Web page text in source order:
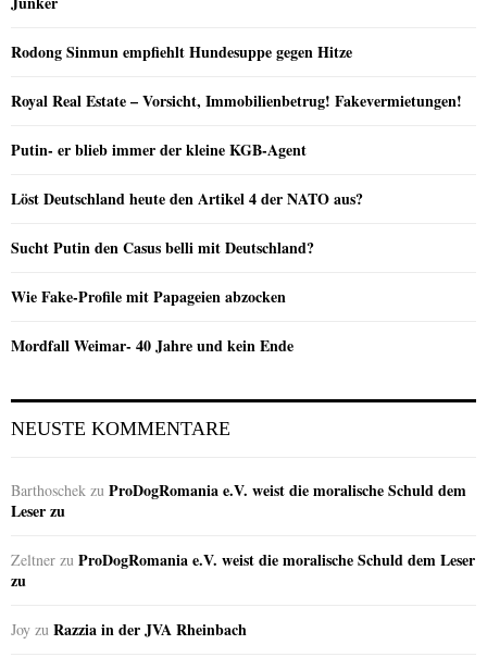
Rodong Sinmun empfiehlt Hundesuppe gegen Hitze
Royal Real Estate – Vorsicht, Immobilienbetrug! Fakevermietungen!
Putin- er blieb immer der kleine KGB-Agent
Löst Deutschland heute den Artikel 4 der NATO aus?
Sucht Putin den Casus belli mit Deutschland?
Wie Fake-Profile mit Papageien abzocken
Mordfall Weimar- 40 Jahre und kein Ende
NEUSTE KOMMENTARE
Barthoschek zu ProDogRomania e.V. weist die moralische Schuld dem
Leser zu
Zeltner zu ProDogRomania e.V. weist die moralische Schuld dem Leser
zu
Joy zu Razzia in der JVA Rheinbach